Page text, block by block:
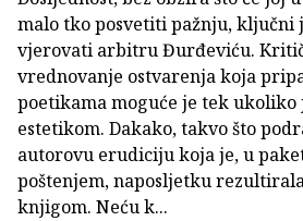
malo tko posvetiti pažnju, ključni
vjerovati arbitru Đurđeviću.
vrednovanje ostvarenja koja
poetikama moguće je tek
estetikom. Dakako, takvo što
autorovu erudiciju koja je, u
poštenjem, naposljetku
knjigom. Neću k...